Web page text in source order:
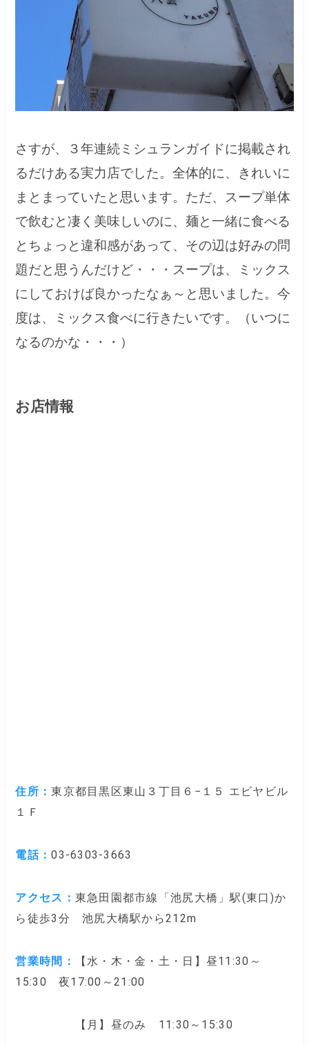
さすが、３年連続ミシュランガイドに掲載され
るだけある実力店でした。全体的に、きれいに
まとまっていたと思います。ただ、スープ単体
で飲むと凄く美味しいのに、麺と一緒に食べる
とちょっと違和感があって、その辺は好みの問
題だと思うんだけど・・・スープは、ミックス
にしておけば良かったなぁ～と思いました。今
度は、ミックス食べに行きたいです。（いつに
なるのかな・・・）
お店情報
住所 ：東京都目黒区東山３丁目６−１５ エビヤビル
１Ｆ
電話：03-6303-3663
アクセス： 東急田園都市線「池尻大橋」駅(東口)か
ら徒歩3分 池尻大橋駅から212m
営業時間：
【水・木・金・土・日】昼11:30～
15:30 夜17:00～21:00
【月】昼のみ 11:30～15:30